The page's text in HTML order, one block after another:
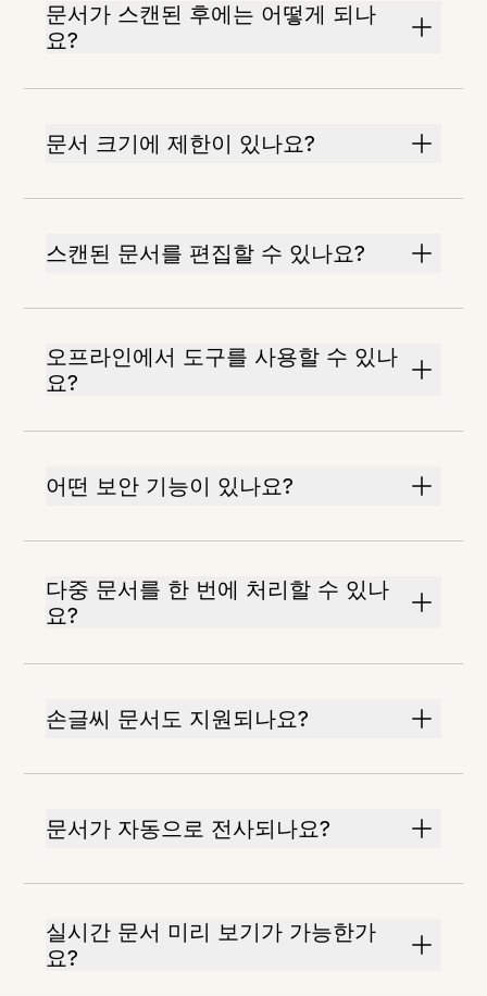
문서가 스캔된 후에는 어떻게 되나
요?
문서 크기에 제한이 있나요?
스캔된 문서를 편집할 수 있나요?
오프라인에서 도구를 사용할 수 있나
요?
어떤 보안 기능이 있나요?
다중 문서를 한 번에 처리할 수 있나
요?
손글씨 문서도 지원되나요?
문서가 자동으로 전사되나요?
실시간 문서 미리 보기가 가능한가
요?